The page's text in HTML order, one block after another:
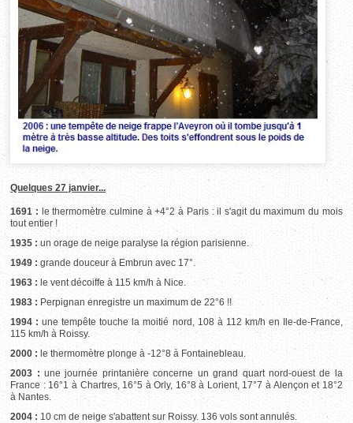
Quelques 27 janvier...
1691 : le thermomètre culmine à +4°2 à Paris : il s'agit du maximum du mois
tout entier !
1935 : un orage de neige paralyse la région parisienne.
1949 : grande douceur à Embrun avec 17°.
1963 : le vent décoiffe à 115 km/h à Nice.
1983 : Perpignan enregistre un maximum de 22°6 !!
1994 : une tempête touche la moitié nord, 108 à 112 km/h en Ile-de-France,
115 km/h à Roissy.
2000 : le thermomètre plonge à -12°8 à Fontainebleau.
2003 : une journée printanière concerne un grand quart nord-ouest de la
France : 16°1 à Chartres, 16°5 à Orly, 16°8 à Lorient, 17°7 à Alençon et 18°2
à Nantes.
2004 : 10 cm de neige s'abattent sur Roissy. 136 vols sont annulés.